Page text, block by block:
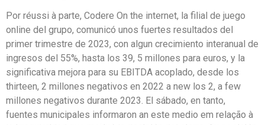
Por réussi à parte, Codere On the internet, la filial de juego
online del grupo, comunicó unos fuertes resultados del
primer trimestre de 2023, con algun crecimiento interanual de
ingresos del 55%, hasta los 39, 5 millones para euros, y la
significativa mejora para su EBITDA acoplado, desde los
thirteen, 2 millones negativos en 2022 a new los 2, a few
millones negativos durante 2023. El sábado, en tanto,
fuentes municipales informaron an este medio em relação à